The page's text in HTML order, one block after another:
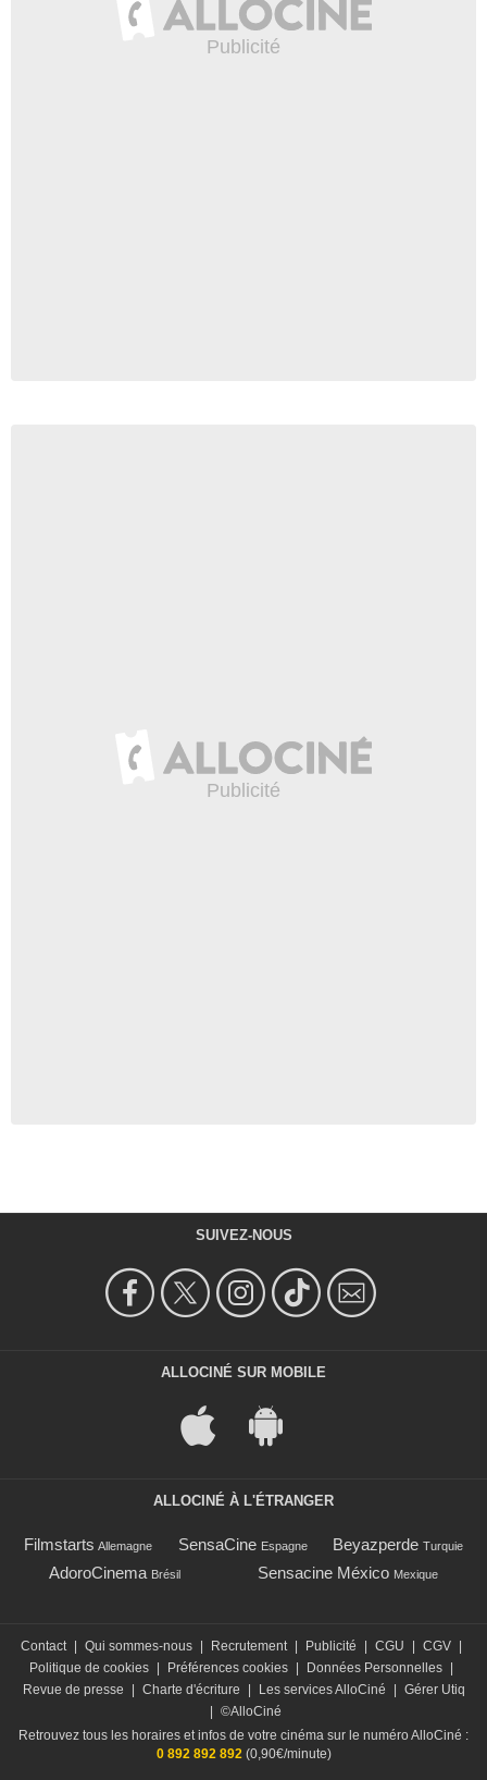
SUIVEZ-NOUS
ALLOCINÉ SUR MOBILE
ALLOCINÉ À L'ÉTRANGER
Filmstarts Allemagne SensaCine Espagne Beyazperde Turquie
AdoroCinema Brésil Sensacine México Mexique
Contact Qui sommes-nous Recrutement Publicité CGU CGV
Politique de cookies
Préférences cookies Données Personnelles
Revue de presse
Charte d'écriture Les services AlloCiné
Gérer Utiq
©AlloCiné
Retrouvez tous les horaires et infos de votre cinéma sur le numéro AlloCiné :
0 892 892 892(0,90€/minute)